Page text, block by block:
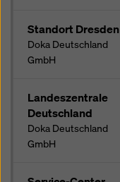
Standort Dresden
Doka Deutschland
GmbH
Landeszentrale
Deutschland
Doka Deutschland
GmbH